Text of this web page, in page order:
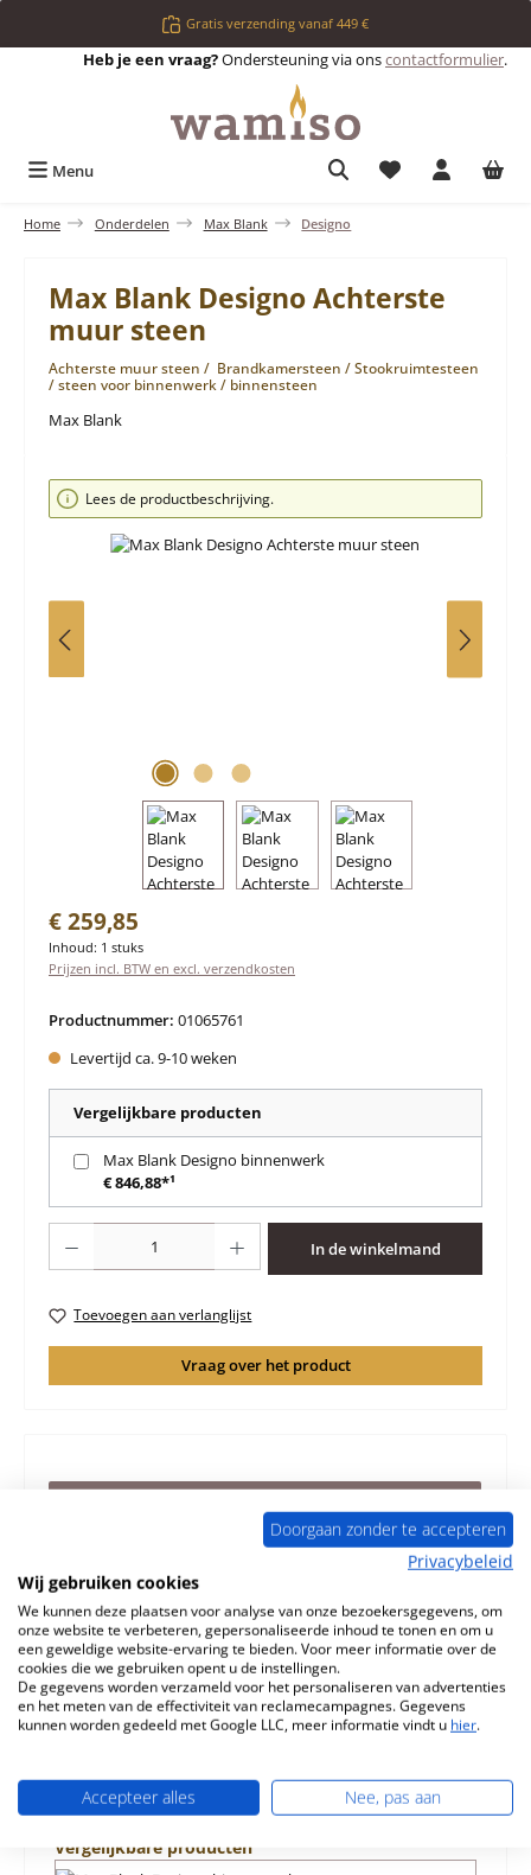
Ga naar de hoofdinhoudGratis verzending vanaf 449 €
Heb je een vraag?Ondersteuning via onscontactformulier.
Menu Je hebt 0 items
Home Onderdelen Max Blank Designo
Max Blank Designo Achterste
muur steen
Achterste muur steen / Brandkamersteen / Stookruimtesteen
/ steen voor binnenwerk / binnensteen
Max Blank
Afbeeldingengalerij overslaan
Lees de productbeschrijving.
Normale prijs:
€ 259,85
Inhoud: 1 stuks
Prijzen incl. BTW en excl. verzendkosten
Productnummer: 01065761
Levertijd ca. 9-10 weken
Vergelijkbare producten
Max Blank Designo binnenwerk
€ 846,88*¹
In de winkelmand
Toevoegen aan verlanglijst
Vraag over het product
Origineel Achterste muur steen voor de Houtkachel Max
Blank Designo Gelieve het bouwjaar aan te geven ! Max
Blank Designo…Meer
Eigenschappen
Informatie over productveiligheid
Productgalerij overslaan
Vergelijkbare producten
Doorgaan zonder te accepteren
Privacybeleid
Wij gebruiken cookies
We kunnen deze plaatsen voor analyse van onze bezoekersgegevens, om
onze website te verbeteren, gepersonaliseerde inhoud te tonen en om u
een geweldige website-ervaring te bieden. Voor meer informatie over de
cookies die we gebruiken opent u de instellingen.
De gegevens worden verzameld voor het personaliseren van advertenties
en het meten van de effectiviteit van reclamecampagnes. Gegevens
kunnen worden gedeeld met Google LLC, meer informatie vindt u hier.
Accepteer alles Nee, pas aan